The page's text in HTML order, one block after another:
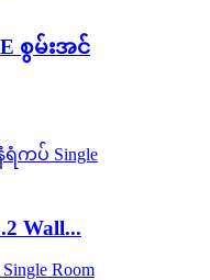
စွမ်းအင်
Wall...